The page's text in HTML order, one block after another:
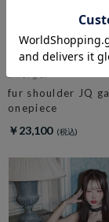
amerge.
fur shoulder JQ
onepiece
￥23,100